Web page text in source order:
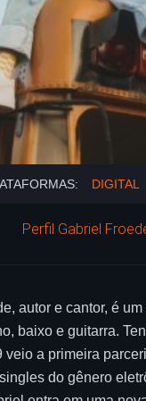
DIGITAL
Perfil Gabriel
autor e cantor, é
baixo e guitarra.
veio a primeira
do gênero